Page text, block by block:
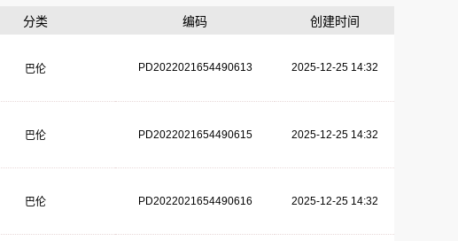
分类 编码 创建时间
巴伦 PD2022021654490613 2025-12-25 14:32
巴伦 PD2022021654490615 2025-12-25 14:32
巴伦 PD2022021654490616 2025-12-25 14:32